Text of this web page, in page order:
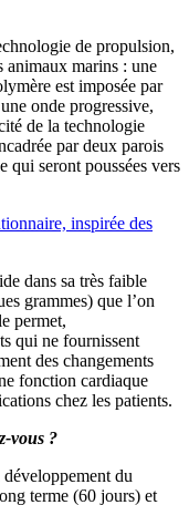
de propulsion,
animaux marins : une
est imposée par
onde progressive,
de la technologie
par deux parois
qui seront poussées vers
inspirée des
dans sa très faible
grammes) que l’on
permet,
qui ne fournissent
des changements
fonction cardiaque
chez les patients.
vous ?
du
terme (60 jours) et